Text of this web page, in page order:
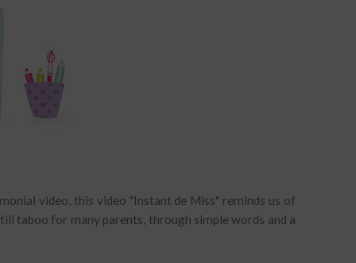
video, this video "Instant de Miss" reminds us of
taboo for many parents, through simple words and a